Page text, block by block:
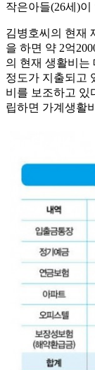
작은아들(26세)이
김병호씨의 현재
을 하면 약 2억
의 현재 생활비는
정도가 지출되고
비를 보조하고 있
립하면 가계생활